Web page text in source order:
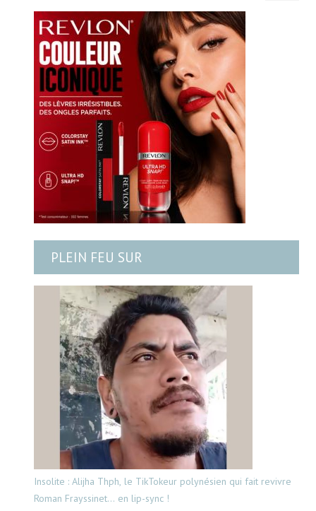
PLEIN FEU SUR
Insolite : Alijha Thph, le TikTokeur polynésien qui fait revivre
Roman Frayssinet… en lip-sync !